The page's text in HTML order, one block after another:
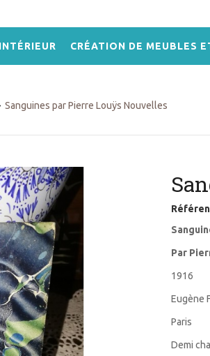
CRÉATION DE MEUBLES
Sanguines par Pierre Louÿs Nouvelles
Par
1916
Eugène
Paris
Demi